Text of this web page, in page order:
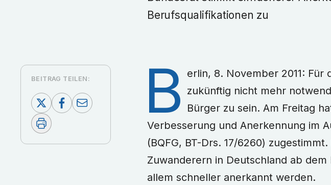
Berufsqualifikationen zu
B erlin, 8. November 2011:
zukünftig nicht mehr
Bürger zu sein. Am Freitag
Verbesserung und Anerkennung im
(BQFG, BT-Drs. 17/6260)
Zuwanderern in Deutschland ab
allem schneller anerkannt werden.
BEITRAG TEILEN: